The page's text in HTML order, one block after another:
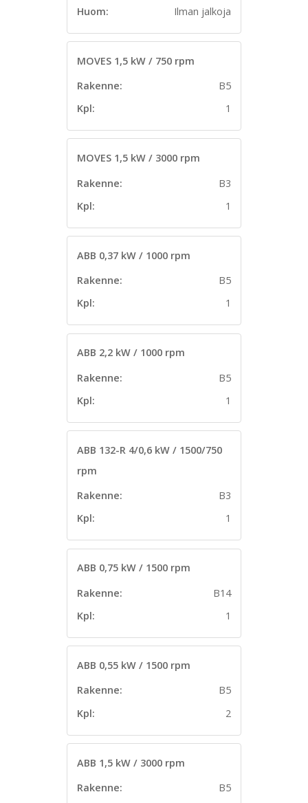
Huom: Ilman jalkoja
MOVES 1,5 kW / 750 rpm
Rakenne:
B5
Kpl:
1
MOVES 1,5 kW / 3000 rpm
Rakenne:
B3
Kpl:
1
ABB 0,37 kW / 1000 rpm
Rakenne:
B5
Kpl:
1
ABB 2,2 kW / 1000 rpm
Rakenne:
B5
Kpl:
1
ABB 132-R 4/0,6 kW / 1500/750
rpm
Rakenne:
B3
Kpl:
1
ABB 0,75 kW / 1500 rpm
Rakenne:
B14
Kpl:
1
ABB 0,55 kW / 1500 rpm
Rakenne:
B5
Kpl:
2
ABB 1,5 kW / 3000 rpm
Rakenne:
B5